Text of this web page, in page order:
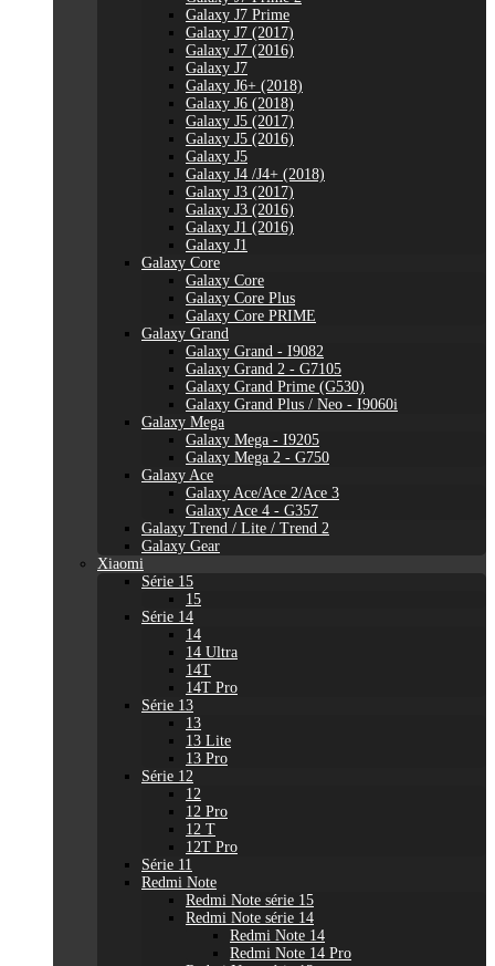
Galaxy J7 Prime
Galaxy J7 (2017)
Galaxy J7 (2016)
Galaxy J7
Galaxy J6+ (2018)
Galaxy J6 (2018)
Galaxy J5 (2017)
Galaxy J5 (2016)
Galaxy J5
Galaxy J4 /J4+ (2018)
Galaxy J3 (2017)
Galaxy J3 (2016)
Galaxy J1 (2016)
Galaxy J1
Galaxy Core
Galaxy Core
Galaxy Core Plus
Galaxy Core PRIME
Galaxy Grand
Galaxy Grand - I9082
Galaxy Grand 2 - G7105
Galaxy Grand Prime (G530)
Galaxy Grand Plus / Neo - I9060i
Galaxy Mega
Galaxy Mega - I9205
Galaxy Mega 2 - G750
Galaxy Ace
Galaxy Ace/Ace 2/Ace 3
Galaxy Ace 4 - G357
Galaxy Trend / Lite / Trend 2
Galaxy Gear
Xiaomi
Série 15
15
Série 14
14
14 Ultra
14T
14T Pro
Série 13
13
13 Lite
13 Pro
Série 12
12
12 Pro
12 T
12T Pro
Série 11
Redmi Note
Redmi Note série 15
Redmi Note série 14
Redmi Note 14
Redmi Note 14 Pro